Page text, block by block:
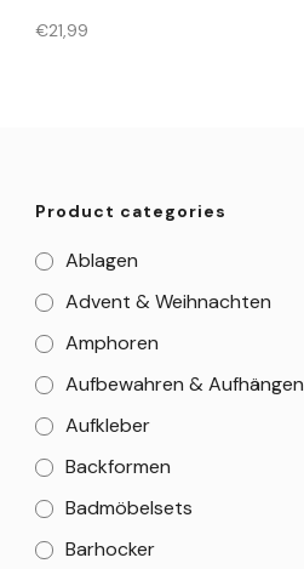
€21,99
Product categories
Ablagen
Advent & Weihnachten
Amphoren
Aufbewahren & Aufhängen
Aufkleber
Backformen
Badmöbelsets
Barhocker